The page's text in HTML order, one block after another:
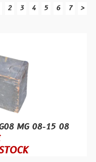
2 3 4 5 6 7 >
MG 08-15 08